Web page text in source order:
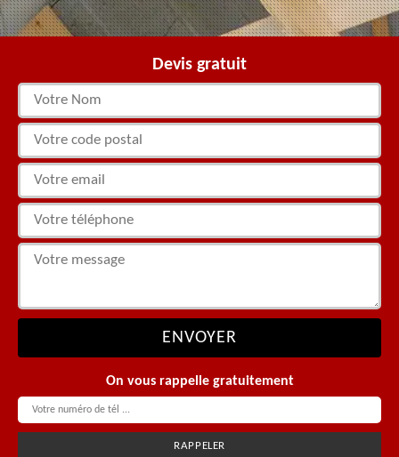
Devis gratuit
On vous rappelle gratuitement